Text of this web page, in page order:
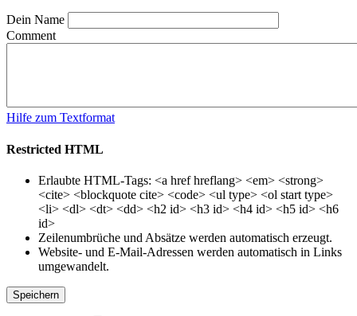
Dein Name
Comment
Hilfe zum Textformat
Restricted HTML
Erlaubte HTML-Tags: <a href hreflang> <em> <strong>
<cite> <blockquote cite> <code> <ul type> <ol start type>
<li> <dl> <dt> <dd> <h2 id> <h3 id> <h4 id> <h5 id> <h6
id>
Zeilenumbrüche und Absätze werden automatisch erzeugt.
Website- und E-Mail-Adressen werden automatisch in Links
umgewandelt.